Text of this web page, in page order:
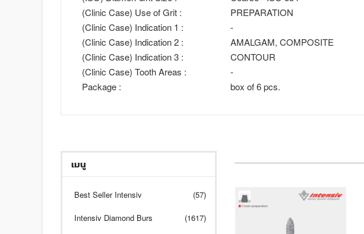
(Clinic Case) Use of Grit :
PREPARATION
(Clinic Case) Indication 1 :
-
(Clinic Case) Indication 2 :
AMALGAM, COMPOSITE
(Clinic Case) Indication 3 :
CONTOUR
(Clinic Case) Tooth Areas :
-
Package :
box of 6 pcs.
เมนู
Best Seller Intensiv (57)
Intensiv Diamond Burs (1617)